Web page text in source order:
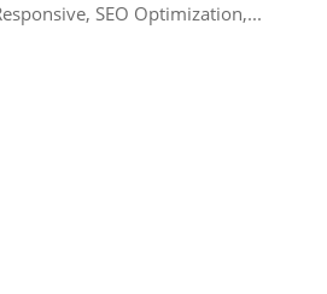
SEO Optimization,...